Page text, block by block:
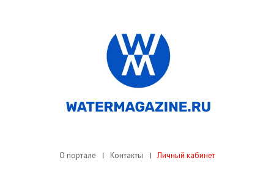
О портале Контакты Личный кабинет